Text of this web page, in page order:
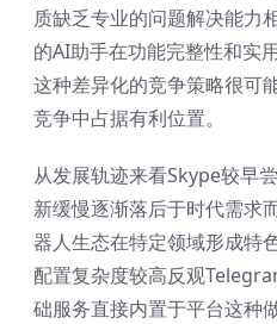
质缺乏专业的问题解决能力
的AI助手在功能完整性和实
这种差异化的竞争策略很可
竞争中占据有利位置。
从发展轨迹来看Skype较早
新缓慢逐渐落后于时代需求
器人生态在特定领域形成特
配置复杂度较高反观
础服务直接内置于平台这种